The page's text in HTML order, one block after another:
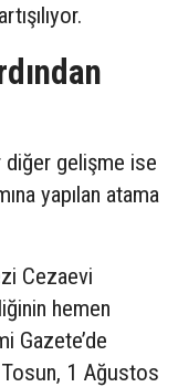
gelişme ise
yapılan atama
Cezaevi
hemen
Gazete’de
1 Ağustos